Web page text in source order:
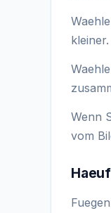
kleiner.
Wenn
vom